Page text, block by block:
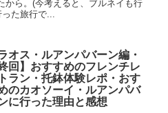
から。(今考えると、ブルネイも行
た旅行で...
ラオス・ルアンパバーン編・
回】おすすめのフレンチレ
ラン・托鉢体験レポ・おす
のカオソーイ・ルアンパバ
に行った理由と感想